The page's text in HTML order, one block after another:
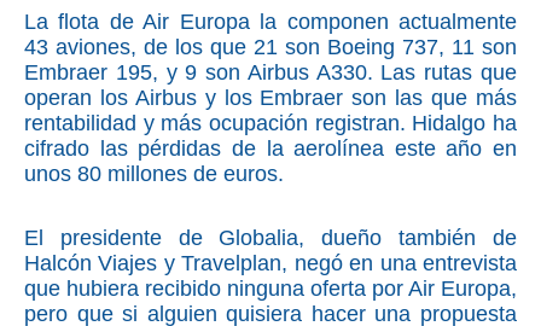
La flota de Air Europa la componen actualmente
43 aviones, de los que 21 son Boeing 737, 11 son
Embraer 195, y 9 son Airbus A330. Las rutas que
operan los Airbus y los Embraer son las que más
rentabilidad y más ocupación registran. Hidalgo ha
cifrado las pérdidas de la aerolínea este año en
unos 80 millones de euros.
El presidente de Globalia, dueño también de
Halcón Viajes y Travelplan, negó en una entrevista
que hubiera recibido ninguna oferta por Air Europa,
pero que si alguien quisiera hacer una propuesta